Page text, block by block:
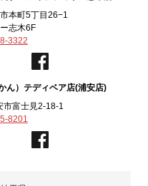
本町5丁目26−1
志木6F
3322
ん）テディベア店(浦安店)
市富士見2-18-1
8201